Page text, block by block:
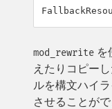
mod_rewrite を
えたりコピー
ルを構文ハイ
させることがで